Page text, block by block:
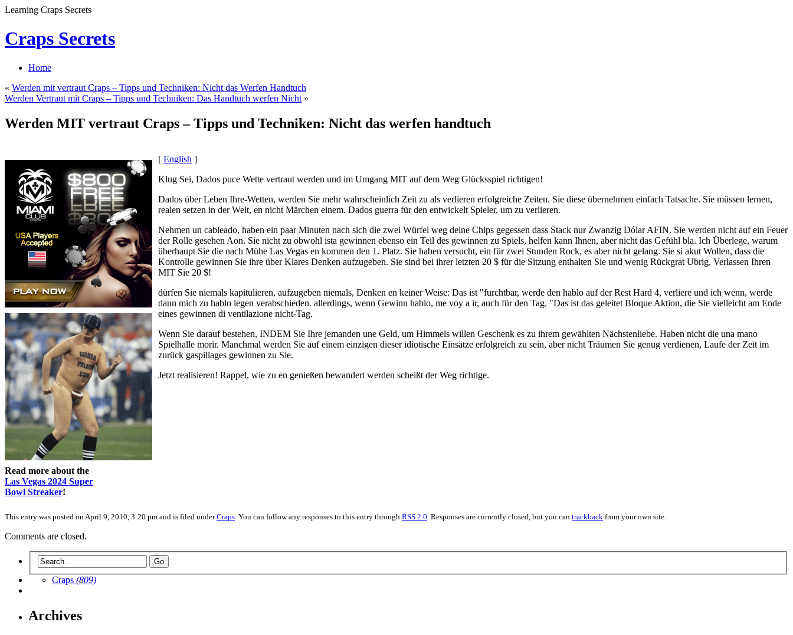
Learning Craps Secrets
Craps Secrets
Home
« Werden mit vertraut Craps – Tipps und Techniken: Nicht das Werfen Handtuch
Werden Vertraut mit Craps – Tipps und Techniken: Das Handtuch werfen Nicht »
Werden MIT vertraut Craps – Tipps und Techniken: Nicht das werfen handtuch
Read more about the
Las Vegas 2024 Super
Bowl Streaker!
[ English ]
Klug Sei, Dados puce Wette vertraut werden und im Umgang MIT auf dem Weg Glücksspiel richtigen!
Dados über Leben Ihre-Wetten, werden Sie mehr wahrscheinlich Zeit zu als verlieren erfolgreiche Zeiten. Sie diese übernehmen einfach Tatsache. Sie müssen lernen,
realen setzen in der Welt, en nicht Märchen einem. Dados guerra für den entwickelt Spieler, um zu verlieren.
Nehmen un cableado, haben ein paar Minuten nach sich die zwei Würfel weg deine Chips gegessen dass Stack nur Zwanzig Dólar AFIN. Sie werden nicht auf ein Feuer
der Rolle gesehen Aon. Sie nicht zu obwohl ista gewinnen ebenso ein Teil des gewinnen zu Spiels, helfen kann Ihnen, aber nicht das Gefühl bla. Ich Überlege, warum
überhaupt Sie die nach Mühe Las Vegas en kommen den 1. Platz. Sie haben versucht, ein für zwei Stunden Rock, es aber nicht gelang. Sie si akut Wollen, dass die
Kontrolle gewinnen Sie ihre über Klares Denken aufzugeben. Sie sind bei ihrer letzten 20 $ für die Sitzung enthalten Sie und wenig Rückgrat Ubrig. Verlassen Ihren
MIT Sie 20 $!
dürfen Sie niemals kapitulieren, aufzugeben niemals, Denken en keiner Weise: Das ist "furchtbar, werde den hablo auf der Rest Hard 4, verliere und ich wenn, werde
dann mich zu hablo legen verabschieden. allerdings, wenn Gewinn hablo, me voy a ir, auch für den Tag. "Das ist das geleitet Bloque Aktion, die Sie vielleicht am Ende
eines gewinnen di ventilazione nicht-Tag.
Wenn Sie darauf bestehen, INDEM Sie Ihre jemanden une Geld, um Himmels willen Geschenk es zu ihrem gewählten Nächstenliebe. Haben nicht die una mano
Spielhalle morir. Manchmal werden Sie auf einem einzigen dieser idiotische Einsätze erfolgreich zu sein, aber nicht Träumen Sie genug verdienen, Laufe der Zeit im
zurück gaspillages gewinnen zu Sie.
Jetzt realisieren! Rappel, wie zu en genießen bewandert werden scheißt der Weg richtige.
This entry was posted on April 9, 2010, 3:20 pm and is filed underCraps . You can follow any responses to this entry through RSS 2.0 . Responses are currently closed, but you can trackback from your own site.
Comments are closed.
Craps (809)
Archives